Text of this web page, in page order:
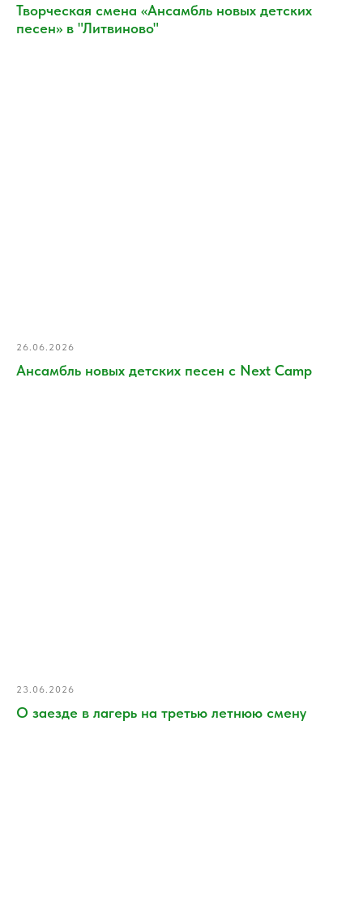
Творческая смена «Ансамбль новых детских
песен» в "Литвиново"
26.06.2026
Ансамбль новых детских песен с Next Camp
23.06.2026
О заезде в лагерь на третью летнюю смену